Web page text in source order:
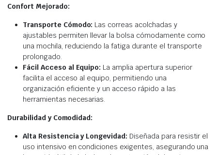
Confort Mejorado:
Transporte Cómodo: Las correas acolchadas y
ajustables permiten llevar la bolsa cómodamente como
una mochila, reduciendo la fatiga durante el transporte
prolongado.
Fácil Acceso al Equipo: La amplia apertura superior
facilita el acceso al equipo, permitiendo una
organización eficiente y un acceso rápido a las
herramientas necesarias.
Durabilidad y Comodidad:
Alta Resistencia y Longevidad: Diseñada para resistir el
uso intensivo en condiciones exigentes, asegurando una